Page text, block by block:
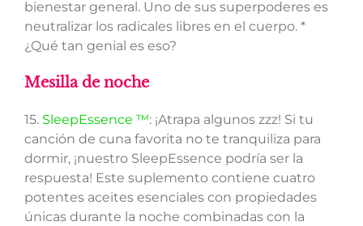
bienestar general. Uno de sus superpoderes es
neutralizar los radicales libres en el cuerpo. *
¿Qué tan genial es eso?
Mesilla de noche
15.SleepEssence ™: ¡Atrapa algunos zzz! Si tu
canción de cuna favorita no te tranquiliza para
dormir, ¡nuestro SleepEssence podría ser la
respuesta! Este suplemento contiene cuatro
potentes aceites esenciales con propiedades
únicas durante la noche combinadas con la